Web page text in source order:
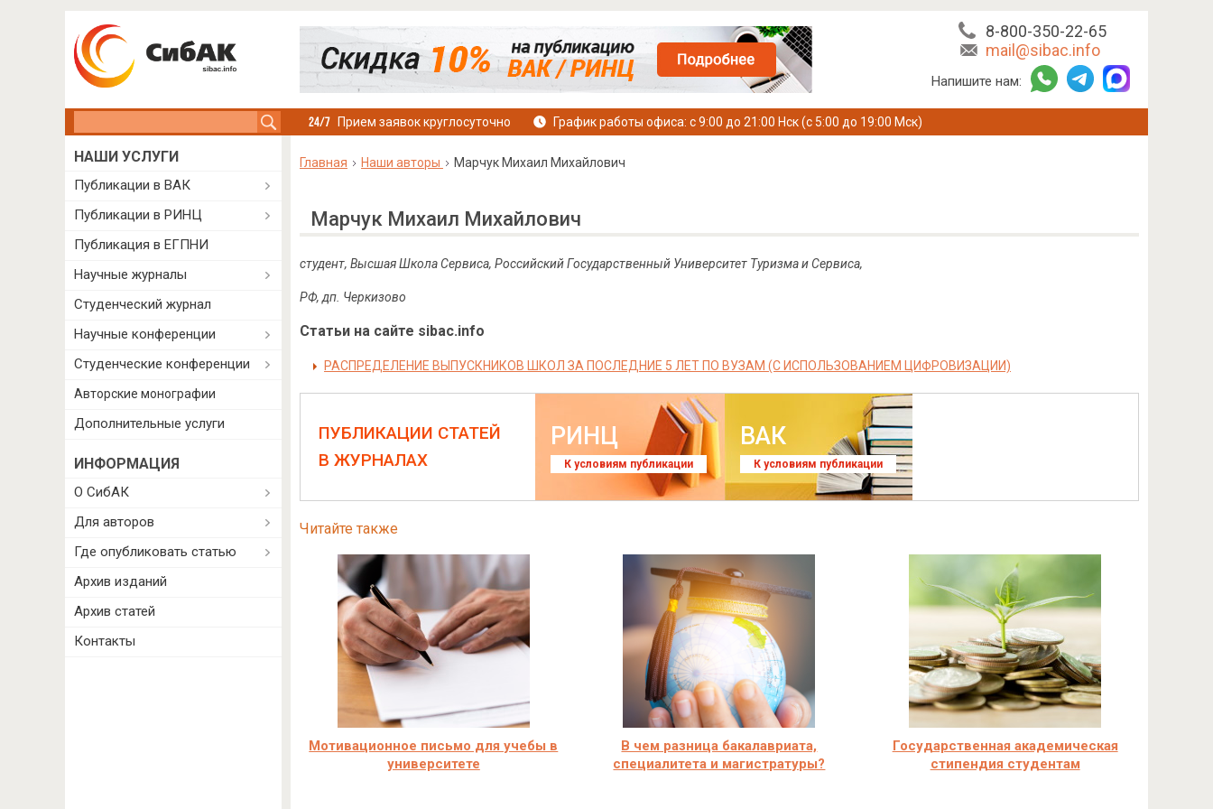
8-800-350-22-65
mail@sibac.info
Напишите нам:
Прием заявок круглосуточно График работы офиса: с 9:00 до 21:00 Нск (с 5:00 до 19:00 Мск)
Главная Наши авторы Марчук Михаил Михайлович
Марчук Михаил Михайлович
студент, Высшая Школа Сервиса, Российский Государственный Университет Туризма и Сервиса,
РФ, дп. Черкизово
Статьи на сайте sibac.info
РАСПРЕДЕЛЕНИЕ ВЫПУСКНИКОВ ШКОЛ ЗА ПОСЛЕДНИЕ 5 ЛЕТ ПО ВУЗАМ (С ИСПОЛЬЗОВАНИЕМ ЦИФРОВИЗАЦИИ)
ПУБЛИКАЦИИ СТАТЕЙ
В ЖУРНАЛАХ
РИНЦ
К условиям публикации
ВАК
К условиям публикации
Читайте также
Мотивационное письмо для учебы в
университете
В чем разница бакалавриата,
специалитета и магистратуры?
Государственная академическая
стипендия студентам
НАШИ УСЛУГИ
Публикации в ВАК
Публикации в РИНЦ
Публикация в ЕГПНИ
Научные журналы
Студенческий журнал
Научные конференции
Студенческие конференции
Авторские монографии
Дополнительные услуги
ИНФОРМАЦИЯ
О СибАК
Для авторов
Где опубликовать статью
Архив изданий
Архив статей
Контакты